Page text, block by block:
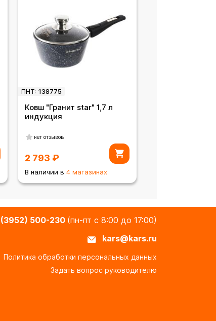
ПНТ: 138775
Ковш "Гранит star" 1,7 л
индукция
нет отзывов
2 793 ₽
В наличии в 4 магазинах
(3952) 500-230 (пн-пт с 8:00 до 17:00)
kars@kars.ru
Политика обработки персональных данных
Задать вопрос руководителю